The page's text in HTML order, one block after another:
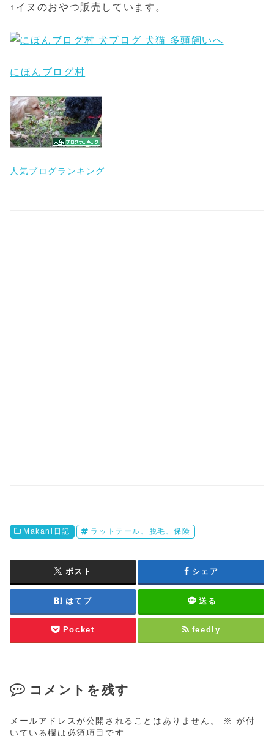
↑イヌのおやつ販売しています。
にほんブログ村
人気ブログランキング
Makani日記 ラットテール、脱毛、保険
ポスト シェア
はてブ 送る
Pocket feedly
コメントを残す
メールアドレスが公開されることはありません。 ※ が付
いている欄は必須項目です